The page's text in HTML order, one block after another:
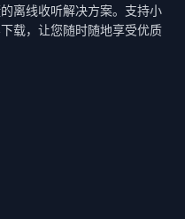
离线收听解决方案。支持小
载，让您随时随地享受优质